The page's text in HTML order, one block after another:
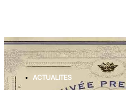
ACTUALITES